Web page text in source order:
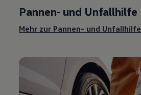
Pannen- und Unfallhilfe
Mehr zur Pannen- und Unfallhilfe